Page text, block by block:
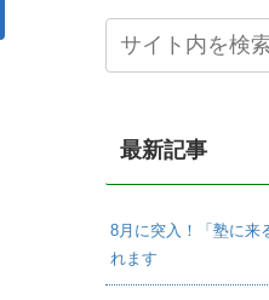
最新記事
8月に突入！「塾に来
れます